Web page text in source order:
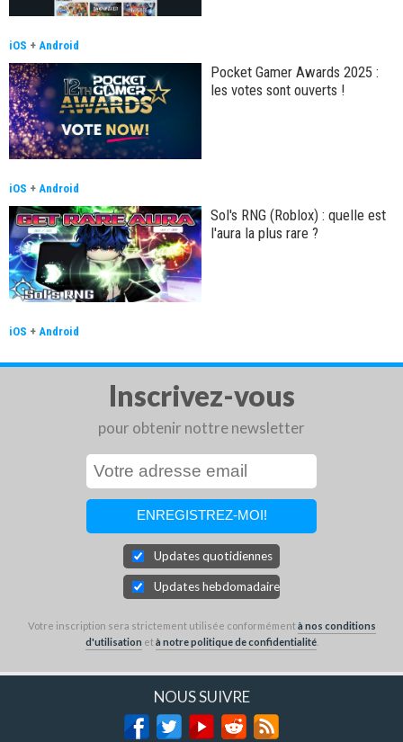
iOS + Android
Pocket Gamer Awards 2025 :
les votes sont ouverts !
iOS + Android
Sol's RNG (Roblox) : quelle est
l'aura la plus rare ?
iOS + Android
Inscrivez-vous
pour obtenir nottre newsletter
Updates quotidiennes
Updates hebdomadaires
Votre inscription sera strictement utilisée conformémentà nos conditions
d'utilisation età notre politique de confidentialité.
NOUS SUIVRE